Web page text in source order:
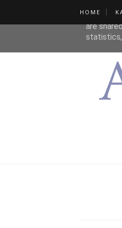
HOME
This site
are
statistics,